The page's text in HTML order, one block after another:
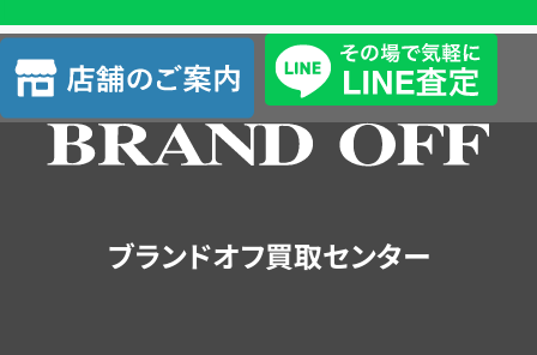
査
定
店
舗
の
ブランドオフ買取センター